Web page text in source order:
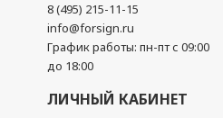
8 (495) 215-11-15
info@forsign.ru
График работы: пн-пт с 09:00
до 18:00
ЛИЧНЫЙ КАБИНЕТ